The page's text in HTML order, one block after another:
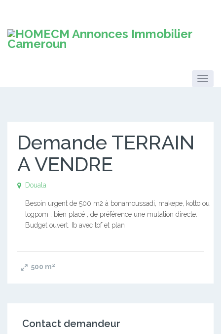
Demande TERRAIN
A VENDRE
Douala
Besoin urgent de 500 m2 à bonamoussadi, makepe, kotto ou
logpom , bien placé , de préférence une mutation directe.
Budget ouvert. Ib avec tof et plan
500 m²
Contact demandeur